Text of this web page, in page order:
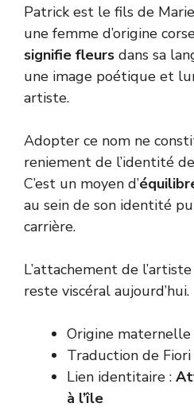
Patrick est le fils de
une femme d’origine
signifie fleurs dans sa
une image poétique et
artiste.
Adopter ce nom ne
reniement de l’identité
C’est un moyen d’
au sein de son identité
carrière.
L’attachement de
reste viscéral aujourd’hui.
Origine maternelle
Traduction de Fiori
Lien identitaire :
à l’île